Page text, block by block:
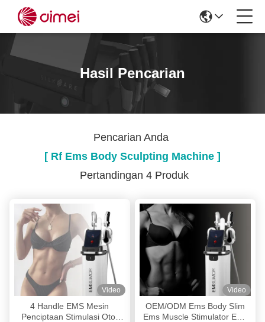
Hasil Pencarian
Pencarian Anda
[ Rf Ems Body Sculpting Machine ]
Pertandingan 4 Produk
Video
4 Handle EMS Mesin
Penciptaan Stimulasi Otot
Video
OEM/ODM Ems Body Slim
Ems Muscle Stimulator Ems